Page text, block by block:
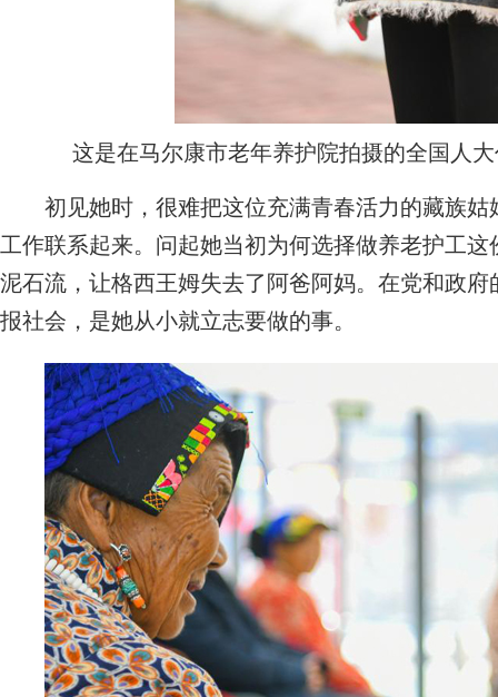
这是在马尔康市老年养护院拍摄的全国人
初见她时，很难把这位充满青春活力的藏族姑
工作联系起来。问起她当初为何选择做养老护工
泥石流，让格西王姆失去了阿爸阿妈。在党和政
报社会，是她从小就立志要做的事。